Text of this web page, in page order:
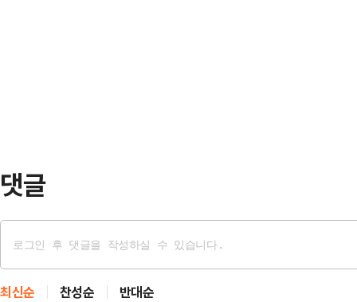
댓글
최신순 찬성순 반대순